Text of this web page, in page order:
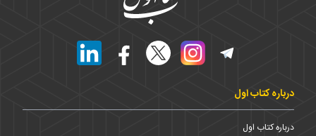
درباره کتاب اول
درباره کتاب اول